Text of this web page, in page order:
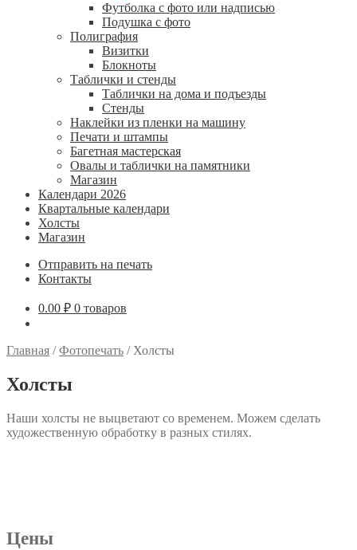
Футболка с фото или надписью
Подушка с фото
Полиграфия
Визитки
Блокноты
Таблички и стенды
Таблички на дома и подъезды
Стенды
Наклейки из пленки на машину
Печати и штампы
Багетная мастерская
Овалы и таблички на памятники
Магазин
Календари 2026
Квартальные календари
Холсты
Магазин
Отправить на печать
Контакты
0.00 ₽ 0 товаров
Главная /Фотопечать / Холсты
Холсты
Наши холсты не выцветают со временем. Можем сделать
художественную обработку в разных стилях.
Цены